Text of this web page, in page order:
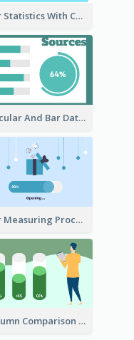
Bar Statistics With Comparison
Circular And Bar Data
Bar Measuring Process
Column Comparison Record